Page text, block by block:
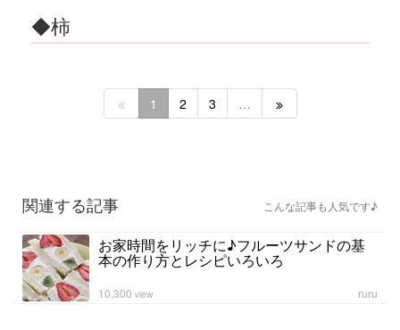
◆柿
1 2 3 …
関連する記事 こんな記事も人気です♪
お家時間をリッチに♪フルーツサンドの基
本の作り方とレシピいろいろ
ruru
10,300 view